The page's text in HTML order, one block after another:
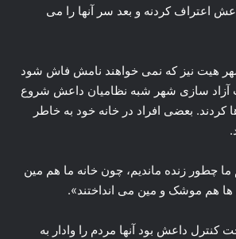
اعتراف کردنه و بعد سر آنها را می
اهل شهر هیت نیز که نمی خواهند نامش فاش شود
آزاد سازی شهر شبه نظامیان داعش شروع
کردند. بعضی افراد در خانه خود به خاطر
چطور زنده ماندیم، چون خانه ما هم مین
ها هم موشک و مین می انداختند».
کنترل داعش بود آنها مردم را وادار به